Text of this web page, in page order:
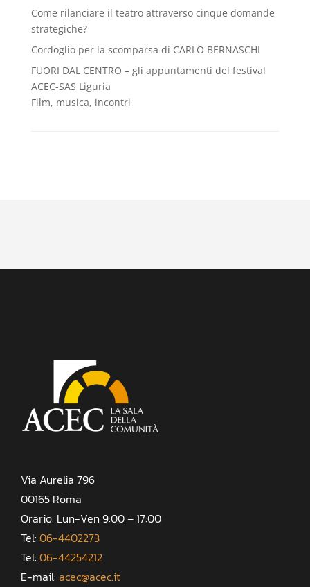
Come rilanciare il teatro attraverso cinque domande
strategiche?
Cordoglio per la scomparsa di CARLO BERNASCHI
FUORI DAL CENTRO – gli appuntamenti del festival
ACEC-SAS Liguria
Film, musica, incontri
Via Aurelia 796
00165 Roma
Orario: Lun-Ven 9:00 – 17:00
Tel: 06-4402273
Tel: 06-44254212
E-mail: acec@acec.it